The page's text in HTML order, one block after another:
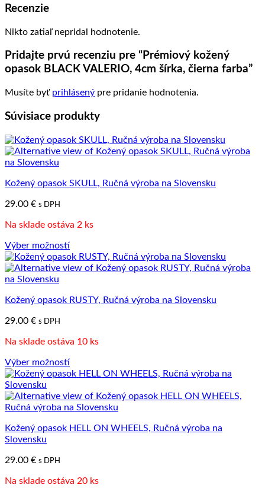
Recenzie
Nikto zatiaľ nepridal hodnotenie.
Pridajte prvú recenziu pre “Prémiový kožený
opasok BLACK VALERIO, 4cm šírka, čierna farba”
Musíte byť prihlásený pre pridanie hodnotenia.
Súvisiace produkty
Kožený opasok SKULL, Ručná výroba na Slovensku
29.00 € s DPH
Na sklade ostáva 2 ks
Výber možností
Tento
produkt
má
variantov.
si
vybrať
na
stránke
produktu.
Kožený opasok RUSTY, Ručná výroba na Slovensku
29.00 € s DPH
Na sklade ostáva 10 ks
Výber možností
Tento
produkt
má
viacero
Možnosti
si
vybrať
stránke
Kožený opasok HELL ON WHEELS, Ručná výroba na
Slovensku
29.00 € s DPH
Na sklade ostáva 20 ks